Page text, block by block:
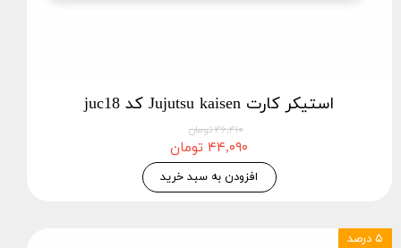
استیکر کارت Jujutsu kaisen کد juc18
۴۶,۴۱۰ تومان
۴۴,۰۹۰ تومان
افزودن به سبد خرید
۵ درصد